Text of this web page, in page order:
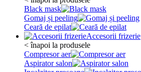
Black mask
Gomaj și peeling
Ceară de epilat
Accesorii frizerie
< înapoi la produsele
Compresor aer
Aspirator salon